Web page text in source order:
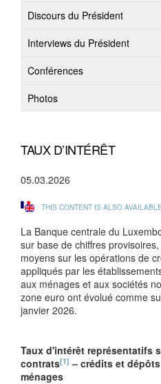
Discours du Président
Interviews du Président
Conférences
Photos
TAUX D’INTÉRÊT
05.03.2026
THIS CONTENT IS ALSO
La Banque centrale du
sur base de chiffres
moyens sur les opérations de
appliqués par les
aux ménages et aux sociétés
zone euro ont évolué comme
janvier 2026.
Taux d'intérêt représentatifs
contrats[1] – crédits et
ménages